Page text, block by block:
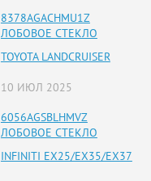
8378AGACHMU1Z
ЛОБОВОЕ СТЕКЛО
TOYOTA LANDCRUISER
10 ИЮЛ 2025
6056AGSBLHMVZ
ЛОБОВОЕ СТЕКЛО
INFINITI EX25/EX35/EX37